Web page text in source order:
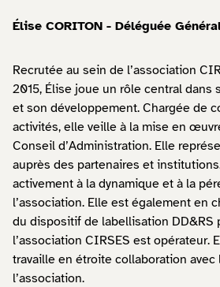
Élise CORITON - Déléguée
Recrutée au sein de l’association
2015, Élise joue un rôle central dans
et son développement. Chargée de
activités, elle veille à la mise en
Conseil d’Administration. Elle
auprès des partenaires et
activement à la dynamique et à la
l’association. Elle est également en
du dispositif de labellisation DD&RS
l’association CIRSES est opérateur.
travaille en étroite collaboration
l’association.